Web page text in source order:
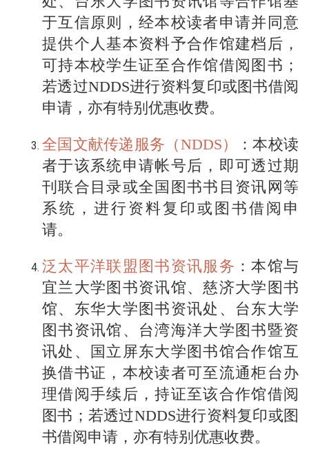
于互信原则，经本校读者申请并同意
提供个人基本资料予合作馆建档后，
可持本校学生证至合作馆借阅图书；
若透过NDDS进行资料复印或图书借阅
申请，亦有特别优惠收费。
全国文献传递服务（NDDS）
：本校读
者于该系统申请帐号后，即可透过期
刊联合目录或全国图书书目资讯网等
系统，进行资料复印或图书借阅申
请。
泛太平洋联盟图书资讯服务 ：本馆与
宜兰大学图书资讯馆、慈济大学图书
馆、东华大学图书资讯处、台东大学
图书资讯馆、台湾海洋大学图书暨资
讯处、国立屏东大学图书馆合作馆互
换借书证，本校读者可至流通柜台办
理借阅手续后，持证至该合作馆借阅
图书；若透过NDDS进行资料复印或图
书借阅申请，亦有特别优惠收费。